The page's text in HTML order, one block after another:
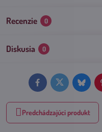
Recenzie 0
Diskusia 0
FacebookTwitter Bluesky
Predchádzajúci produkt